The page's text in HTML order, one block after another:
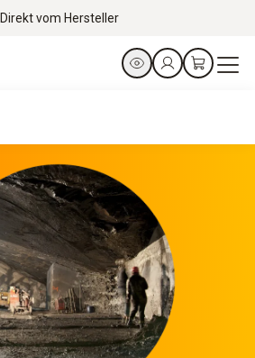
Direkt vom Hersteller